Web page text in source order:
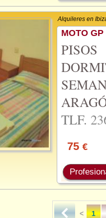
Alquileres en
MOTO
TLF.
75 €
< 1